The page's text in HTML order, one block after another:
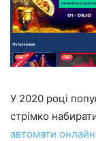
У 2020 році
стрімко
автомати онлайн